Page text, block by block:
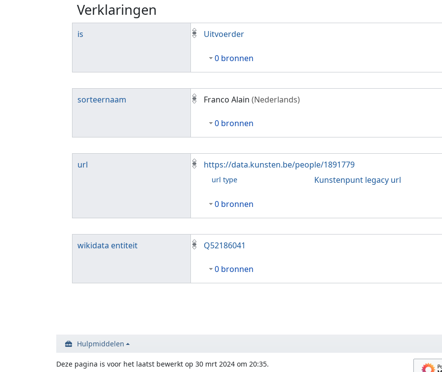
Verklaringen
is Uitvoerder
0 bronnen
sorteernaam Franco Alain (Nederlands)
0 bronnen
url https://data.kunsten.be/people/1891779
url type Kunstenpunt legacy url
0 bronnen
wikidata entiteit Q52186041
0 bronnen
Hulpmiddelen
Deze pagina is voor het laatst bewerkt op 30 mrt 2024 om 20:35.